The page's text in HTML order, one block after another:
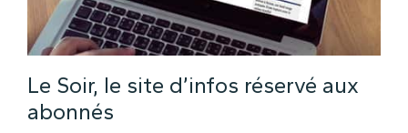
Le Soir, le site d’infos réservé aux
abonnés